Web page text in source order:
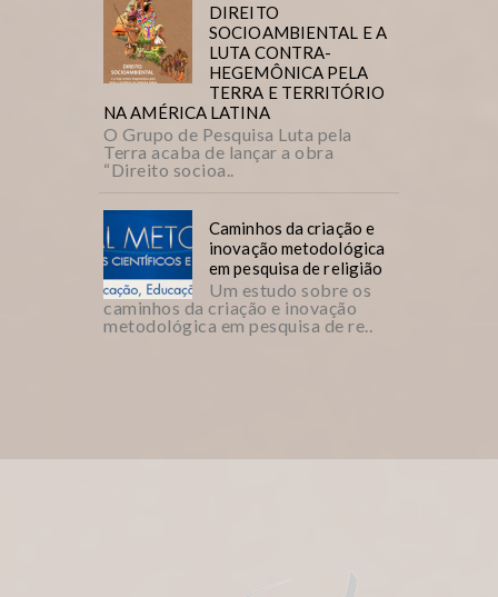
DIREITO
SOCIOAMBIENTAL E A
LUTA CONTRA-
HEGEMÔNICA PELA
TERRA E TERRITÓRIO
NA AMÉRICA LATINA
O Grupo de Pesquisa Luta pela
Terra acaba de lançar a obra
“Direito socioa..
Caminhos da criação e
inovação metodológica
em pesquisa de religião
Um estudo sobre os
caminhos da criação e inovação
metodológica em pesquisa de re..